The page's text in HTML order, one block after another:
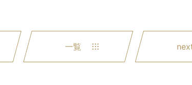
一覧